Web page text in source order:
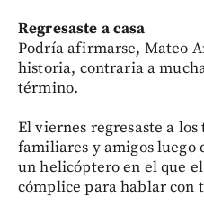
Regresaste a casa
Podría afirmarse, Mateo
historia, contraria a
término.
El viernes regresaste a
familiares y amigos luego
un helicóptero en el que
cómplice para hablar con